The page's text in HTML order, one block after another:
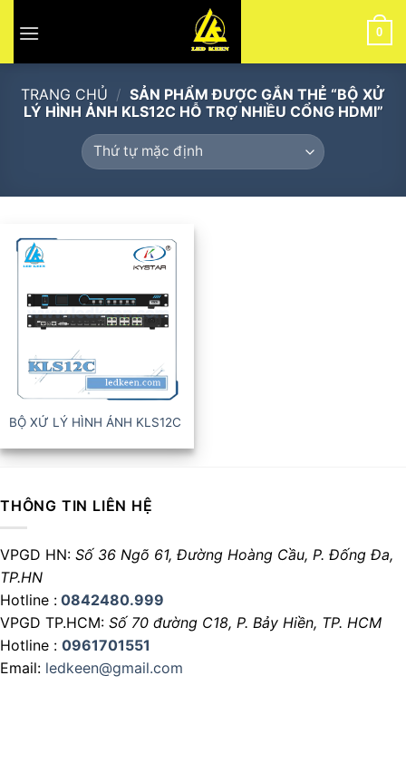
0
TRANG CHỦ / SẢN PHẨM ĐƯỢC GẮN THẺ “BỘ XỬ
LÝ HÌNH ẢNH KLS12C HỖ TRỢ NHIỀU CỔNG HDMI”
BỘ XỬ LÝ HÌNH ẢNH KLS12C
THÔNG TIN LIÊN HỆ
VPGD HN: Số 36 Ngõ 61, Đường Hoàng Cầu, P. Đống Đa,
TP.HN
Hotline : 0842480.999
VPGD TP.HCM: Số 70 đường C18, P. Bảy Hiền, TP. HCM
Hotline : 0961701551
Email: ledkeen@gmail.com